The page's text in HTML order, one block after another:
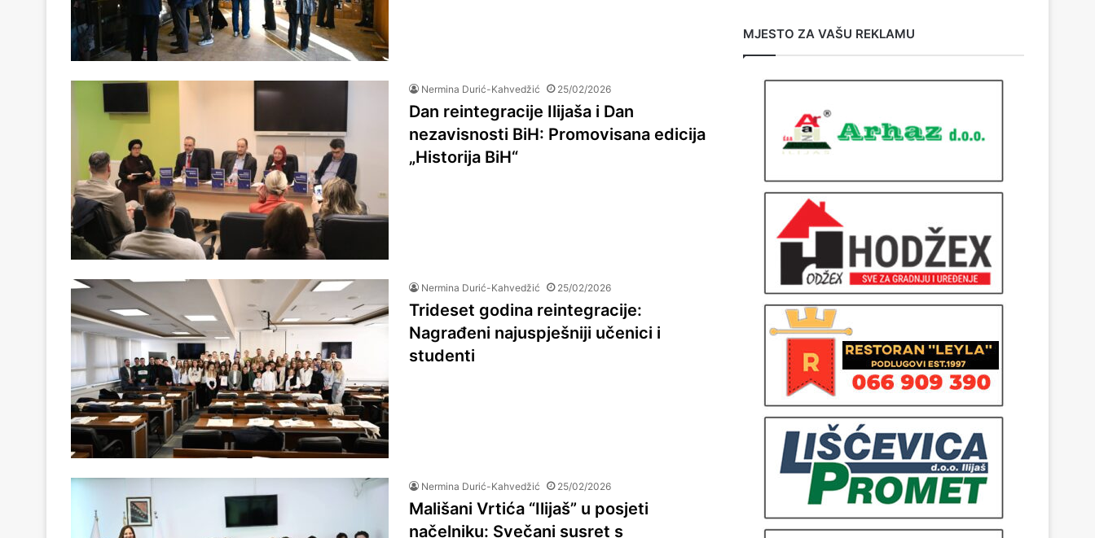
Nermina Durić-Kahvedžić 25/02/2026
Dan reintegracije Ilijaša i Dan
nezavisnosti BiH: Promovisana edicija
„Historija BiH“
Nermina Durić-Kahvedžić 25/02/2026
Trideset godina reintegracije:
Nagrađeni najuspješniji učenici i
studenti
Nermina Durić-Kahvedžić 25/02/2026
Mališani Vrtića “Ilijaš” u posjeti
načelniku: Svečani susret s
MJESTO ZA VAŠU REKLAMU